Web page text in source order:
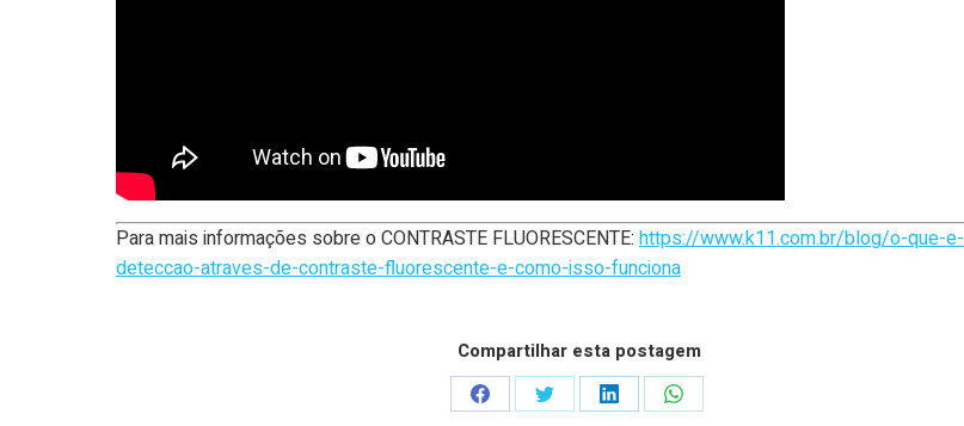
Para mais informações sobre o CONTRASTE FLUORESCENTE: https://www.k11.com.br/blog/o-que-e-
deteccao-atraves-de-contraste-fluorescente-e-como-isso-funciona
Compartilhar esta postagem
Share Share Share Share